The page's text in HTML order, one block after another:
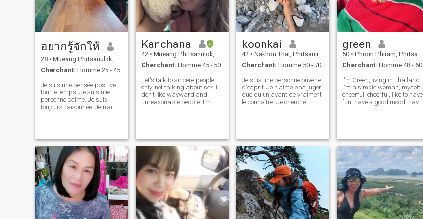
อยากรู้จักให้
28 • Mueang Phitsanulok, Phitsanulok, Thailande
Cherchant: Homme 25 - 45
Je suis une pensée positive
tout le temps. Je suis une
personne calme. Je suis
toujours raisonnée. Je n'ai
travaille dur pour gagner ma
vie. Je suis pauvre. Je n'ai
pas de patrimoine. Je vis
seul.
Kanchana
42 • Mueang Phitsanulok, Phitsanulok, Thailande
Cherchant: Homme 45 - 50
Let's talk to sincere people
only. not talking about sex. I
don't like wayward and
unreasonable people. I’m
polite man. You can alw
koonkai
42 • Nakhon Thai, Phitsanulok, Thailande
Cherchant: Homme 50 - 70
Je suis une personne ouverte
d'esprit. Je n'aime pas juger
quelqu'un avant de vraiment
le connaître. Je cherche
maintenant.Veuillez lire le
message.
green
50 • Phrom Phiram, Phitsanulok, Thailande
Cherchant: Homme 48 - 60
I'm Green, living in Thailand.
I'm a simple woman, myself,
cheerful, cheerful, like to have
fun, have a good mood, have
with with a smile. my